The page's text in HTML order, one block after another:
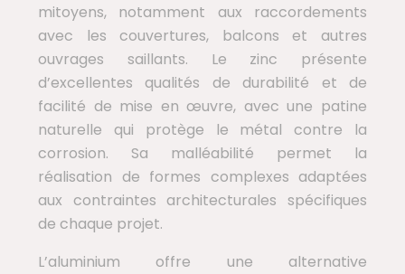
mitoyens, notamment aux raccordements
avec les couvertures, balcons et autres
ouvrages saillants. Le zinc présente
d’excellentes qualités de durabilité et de
facilité de mise en œuvre, avec une patine
naturelle qui protège le métal contre la
corrosion. Sa malléabilité permet la
réalisation de formes complexes adaptées
aux contraintes architecturales spécifiques
de chaque projet.
L’aluminium offre une alternative